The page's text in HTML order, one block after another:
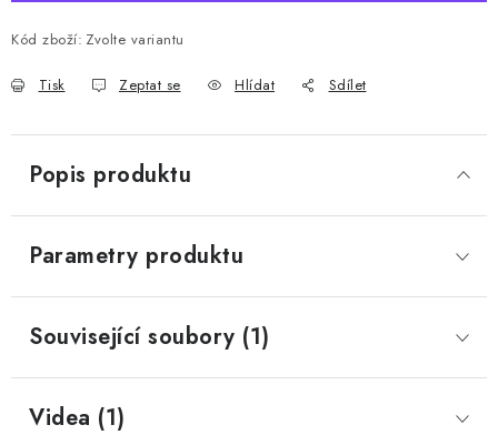
Kód zboží: Zvolte variantu
Tisk Zeptat se Hlídat Sdílet
Popis produktu
Parametry produktu
Související soubory (1)
Videa (1)